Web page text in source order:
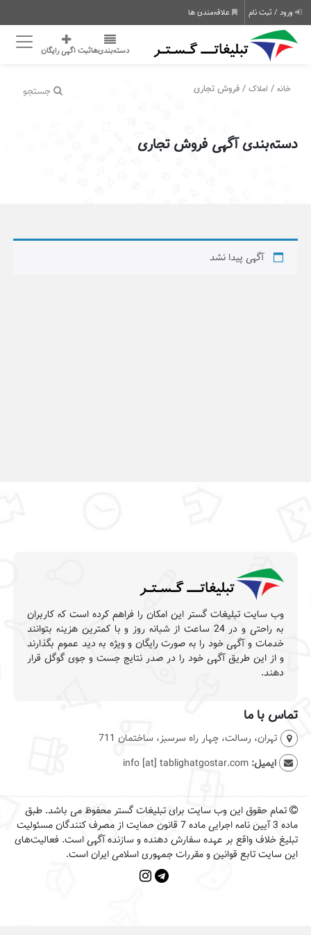
ورود / ثبت نام علاقه‌مندی ها
دسته‌بندی‌هاثبت اگهی رایگان
جستجو خانه / املاک / فروش تجاری
دسته‌بندی آگهی فروش تجاری
آگهی پیدا نشد
وب سایت تبلیغات گستر این امکان را فراهم کرده است که کاربران
به راحتی و در 24 ساعت از شبانه روز و با کمترین هزینه بتوانند
خدمات و آگهی خود را به صورت رایگان و ویژه به دید عموم بگذارند
و از این طریق آگهی خود را در صدر نتایج جست و جوی گوگل قرار
دهند.
تماس با ما
تهران، رسالت، چهار راه سرسبز، ساختمان 711
ایمیل:info [at] tablighatgostar.com
تمام حقوق این وب سایت برای تبلیغات گستر محفوظ می باشد. طبق
ماده 3 آیین نامه اجرایی ماده 7 قانون حمایت از مصرف کنندگان مسئولیت
تبلیغ خلاف واقع بر عهده سفارش دهنده و سازنده آگهی است. فعالیت‌های
این سایت تابع قوانین و مقررات جمهوری اسلامی ایران است.